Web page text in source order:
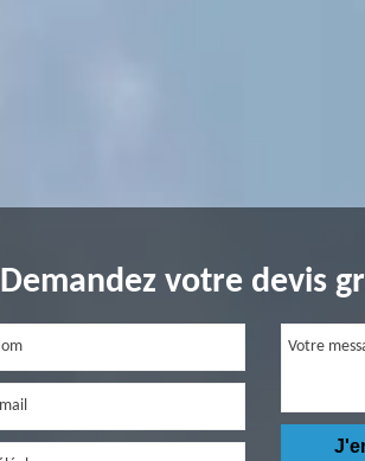
Demandez votre devis